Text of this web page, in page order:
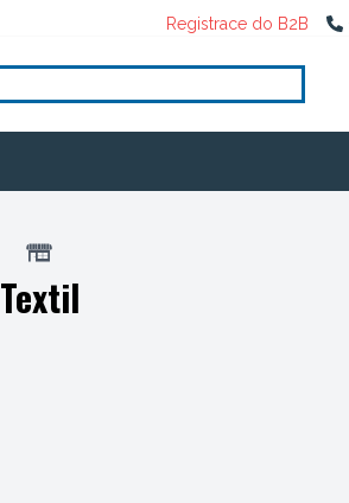
Registrace do B2B
Textil